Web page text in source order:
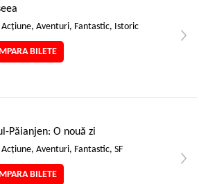
Acţiune, Aventuri, Fantastic, Istoric
BILETE
Păianjen: O nouă zi
Aventuri, Fantastic, SF
BILETE